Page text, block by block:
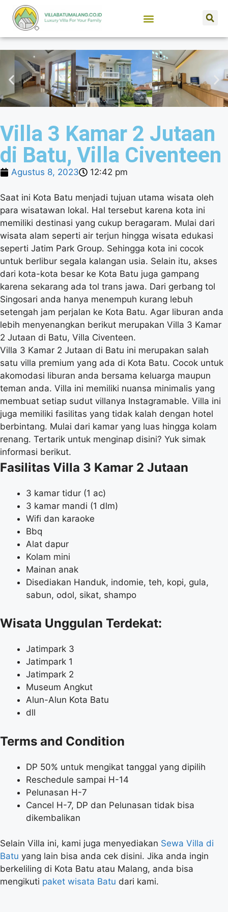
Villa 3 Kamar 2 Jutaan
di Batu, Villa Civenteen
Agustus 8, 2023 12:42 pm
Saat ini Kota Batu menjadi tujuan utama wisata oleh
para wisatawan lokal. Hal tersebut karena kota ini
memiliki destinasi yang cukup beragaram. Mulai dari
wisata alam seperti air terjun hingga wisata edukasi
seperti Jatim Park Group. Sehingga kota ini cocok
untuk berlibur segala kalangan usia. Selain itu, akses
dari kota-kota besar ke Kota Batu juga gampang
karena sekarang ada tol trans jawa. Dari gerbang tol
Singosari anda hanya menempuh kurang lebuh
setengah jam perjalan ke Kota Batu. Agar liburan anda
lebih menyenangkan berikut merupakan Villa 3 Kamar
2 Jutaan di Batu, Villa Civenteen.
Villa 3 Kamar 2 Jutaan di Batu ini merupakan salah
satu villa premium yang ada di Kota Batu. Cocok untuk
akomodasi liburan anda bersama keluarga maupun
teman anda. Villa ini memiliki nuansa minimalis yang
membuat setiap sudut villanya Instagramable. Villa ini
juga memiliki fasilitas yang tidak kalah dengan hotel
berbintang. Mulai dari kamar yang luas hingga kolam
renang. Tertarik untuk menginap disini? Yuk simak
informasi berikut.
Fasilitas Villa 3 Kamar 2 Jutaan
3 kamar tidur (1 ac)
3 kamar mandi (1 dlm)
Wifi dan karaoke
Bbq
Alat dapur
Kolam mini
Mainan anak
Disediakan Handuk, indomie, teh, kopi, gula,
sabun, odol, sikat, shampo
Wisata Unggulan Terdekat:
Jatimpark 3
Jatimpark 1
Jatimpark 2
Museum Angkut
Alun-Alun Kota Batu
dll
Terms and Condition
DP 50% untuk mengikat tanggal yang dipilih
Reschedule sampai H-14
Pelunasan H-7
Cancel H-7, DP dan Pelunasan tidak bisa
dikembalikan
Selain Villa ini, kami juga menyediakan Sewa Villa di
Batu yang lain bisa anda cek disini. Jika anda ingin
berkeliling di Kota Batu atau Malang, anda bisa
mengikuti paket wisata Batu dari kami.